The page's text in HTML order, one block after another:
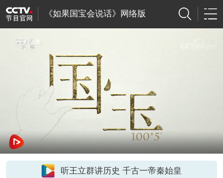
《如果国宝会说话》网络版
听王立群讲历史 千古一帝秦始皇